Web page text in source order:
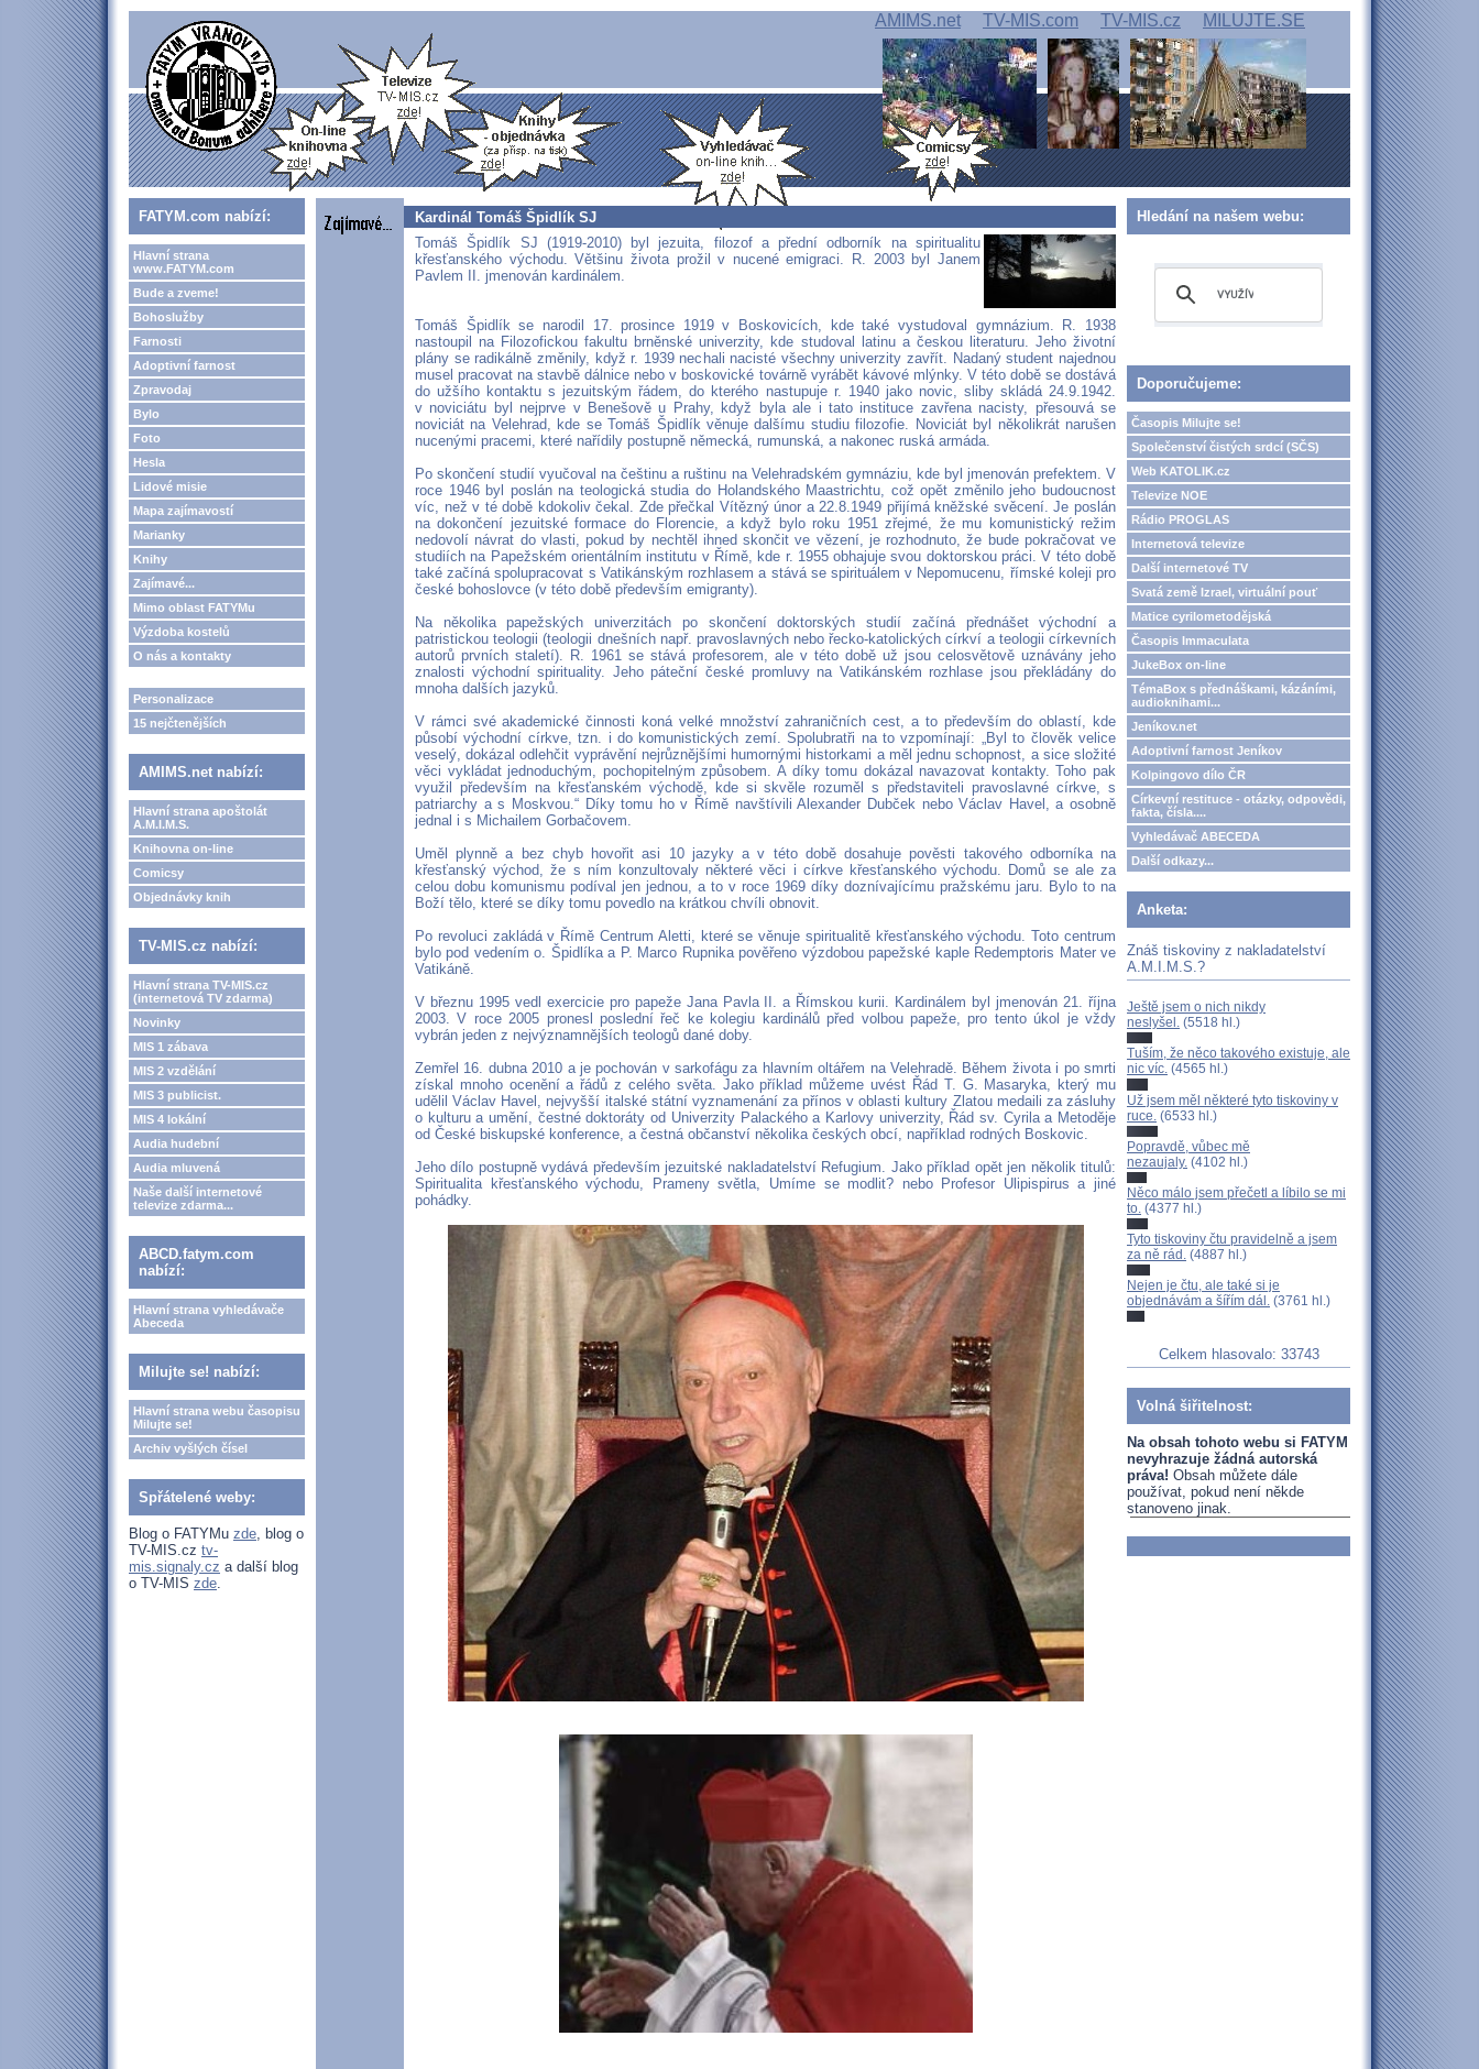
AMIMS.net TV-MIS.com TV-MIS.cz MILUJTE.SE
FATYM.com nabízí:
Hlavní strana
www.FATYM.com
Bude a zveme!
Bohoslužby
Farnosti
Adoptivní farnost
Zpravodaj
Bylo
Foto
Hesla
Lidové misie
Mapa zajímavostí
Marianky
Knihy
Zajímavé...
Mimo oblast FATYMu
Výzdoba kostelů
O nás a kontakty
Personalizace
15 nejčtenějších
AMIMS.net nabízí:
Hlavní strana apoštolát
A.M.I.M.S.
Knihovna on-line
Comicsy
Objednávky knih
TV-MIS.cz nabízí:
Hlavní strana TV-MIS.cz
(internetová TV zdarma)
Novinky
MIS 1 zábava
MIS 2 vzdělání
MIS 3 publicist.
MIS 4 lokální
Audia hudební
Audia mluvená
Naše další internetové
televize zdarma...
ABCD.fatym.com
nabízí:
Hlavní strana vyhledávače
Abeceda
Milujte se! nabízí:
Hlavní strana webu časopisu
Milujte se!
Archiv vyšlých čísel
Spřátelené weby:
Blog o FATYMu zde, blog o
TV-MIS.cz tv-
mis.signaly.cz a další blog
o TV-MIS zde.
Kardinál Tomáš Špidlík SJ
Tomáš Špidlík SJ (1919-2010) byl jezuita, filozof a přední odborník na spiritualitu
křesťanského východu. Většinu života prožil v nucené emigraci. R. 2003 byl Janem
Pavlem II. jmenován kardinálem.
Tomáš Špidlík se narodil 17. prosince 1919 v Boskovicích, kde také vystudoval gymnázium. R. 1938
nastoupil na Filozofickou fakultu brněnské univerzity, kde studoval latinu a českou literaturu. Jeho životní
plány se radikálně změnily, když r. 1939 nechali nacisté všechny univerzity zavřít. Nadaný student najednou
musel pracovat na stavbě dálnice nebo v boskovické továrně vyrábět kávové mlýnky. V této době se dostává
do užšího kontaktu s jezuitským řádem, do kterého nastupuje r. 1940 jako novic, sliby skládá 24.9.1942.
v noviciátu byl nejprve v Benešově u Prahy, když byla ale i tato instituce zavřena nacisty, přesouvá se
noviciát na Velehrad, kde se Tomáš Špidlík věnuje dalšímu studiu filozofie. Noviciát byl několikrát narušen
nucenými pracemi, které nařídily postupně německá, rumunská, a nakonec ruská armáda.
Po skončení studií vyučoval na češtinu a ruštinu na Velehradském gymnáziu, kde byl jmenován prefektem. V
roce 1946 byl poslán na teologická studia do Holandského Maastrichtu, což opět změnilo jeho budoucnost
víc, než v té době kdokoliv čekal. Zde přečkal Vítězný únor a 22.8.1949 přijímá kněžské svěcení. Je poslán
na dokončení jezuitské formace do Florencie, a když bylo roku 1951 zřejmé, že mu komunistický režim
nedovolí návrat do vlasti, pokud by nechtěl ihned skončit ve vězení, je rozhodnuto, že bude pokračovat ve
studiích na Papežském orientálním institutu v Římě, kde r. 1955 obhajuje svou doktorskou práci. V této době
také začíná spolupracovat s Vatikánským rozhlasem a stává se spirituálem v Nepomucenu, římské koleji pro
české bohoslovce (v této době především emigranty).
Na několika papežských univerzitách po skončení doktorských studií začíná přednášet východní a
patristickou teologii (teologii dnešních např. pravoslavných nebo řecko-katolických církví a teologii církevních
autorů prvních staletí). R. 1961 se stává profesorem, ale v této době už jsou celosvětově uznávány jeho
znalosti východní spirituality. Jeho páteční české promluvy na Vatikánském rozhlase jsou překládány do
mnoha dalších jazyků.
V rámci své akademické činnosti koná velké množství zahraničních cest, a to především do oblastí, kde
působí východní církve, tzn. i do komunistických zemí. Spolubratři na to vzpomínají: „Byl to člověk velice
veselý, dokázal odlehčit vyprávění nejrůznějšími humornými historkami a měl jednu schopnost, a sice složité
věci vykládat jednoduchým, pochopitelným způsobem. A díky tomu dokázal navazovat kontakty. Toho pak
využil především na křesťanském východě, kde si skvěle rozuměl s představiteli pravoslavné církve, s
patriarchy a s Moskvou.“ Díky tomu ho v Římě navštívili Alexander Dubček nebo Václav Havel, a osobně
jednal i s Michailem Gorbačovem.
Uměl plynně a bez chyb hovořit asi 10 jazyky a v této době dosahuje pověsti takového odborníka na
křesťanský východ, že s ním konzultovaly některé věci i církve křesťanského východu. Domů se ale za
celou dobu komunismu podíval jen jednou, a to v roce 1969 díky doznívajícímu pražskému jaru. Bylo to na
Boží tělo, které se díky tomu povedlo na krátkou chvíli obnovit.
Po revoluci zakládá v Římě Centrum Aletti, které se věnuje spiritualitě křesťanského východu. Toto centrum
bylo pod vedením o. Špidlíka a P. Marco Rupnika pověřeno výzdobou papežské kaple Redemptoris Mater ve
Vatikáně.
V březnu 1995 vedl exercicie pro papeže Jana Pavla II. a Římskou kurii. Kardinálem byl jmenován 21. října
2003. V roce 2005 pronesl poslední řeč ke kolegiu kardinálů před volbou papeže, pro tento úkol je vždy
vybrán jeden z nejvýznamnějších teologů dané doby.
Zemřel 16. dubna 2010 a je pochován v sarkofágu za hlavním oltářem na Velehradě. Během života i po smrti
získal mnoho ocenění a řádů z celého světa. Jako příklad můžeme uvést Řád T. G. Masaryka, který mu
udělil Václav Havel, nejvyšší italské státní vyznamenání za přínos v oblasti kultury Zlatou medaili za zásluhy
o kulturu a umění, čestné doktoráty od Univerzity Palackého a Karlovy univerzity, Řád sv. Cyrila a Metoděje
od České biskupské konference, a čestná občanství několika českých obcí, například rodných Boskovic.
Jeho dílo postupně vydává především jezuitské nakladatelství Refugium. Jako příklad opět jen několik titulů:
Spiritualita křesťanského východu, Prameny světla, Umíme se modlit? nebo Profesor Ulipispirus a jiné
pohádky.
Hledání na našem webu:
Doporučujeme:
Časopis Milujte se!
Společenství čistých srdcí (SČS)
Web KATOLIK.cz
Televize NOE
Rádio PROGLAS
Internetová televize
Další internetové TV
Svatá země Izrael, virtuální pouť
Matice cyrilometodějská
Časopis Immaculata
JukeBox on-line
TémaBox s přednáškami, kázáními,
audioknihami...
Jeníkov.net
Adoptivní farnost Jeníkov
Kolpingovo dílo ČR
Církevní restituce - otázky, odpovědi,
fakta, čísla....
Vyhledávač ABECEDA
Další odkazy...
Anketa:
Znáš tiskoviny z nakladatelství
A.M.I.M.S.?
Ještě jsem o nich nikdy
neslyšel. (5518 hl.)
Tuším, že něco takového existuje, ale
nic víc. (4565 hl.)
Už jsem měl některé tyto tiskoviny v
ruce. (6533 hl.)
Popravdě, vůbec mě
nezaujaly. (4102 hl.)
Něco málo jsem přečetl a líbilo se mi
to. (4377 hl.)
Tyto tiskoviny čtu pravidelně a jsem
za ně rád. (4887 hl.)
Nejen je čtu, ale také si je
objednávám a šířím dál. (3761 hl.)
Celkem hlasovalo: 33743
Volná šiřitelnost:
Na obsah tohoto webu si FATYM
nevyhrazuje žádná autorská
práva! Obsah můžete dále
používat, pokud není někde
stanoveno jinak.